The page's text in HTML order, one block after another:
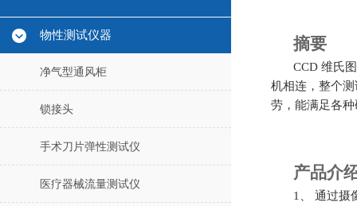
物性测试仪器
净气型通风柜
锁接头
手术刀片弹性测试仪
医疗器械流量测试仪
摘要
CCD 维氏
机相连，整个
劳，能满足各
产品介
1、 通过摄